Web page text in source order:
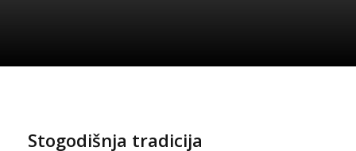
Stogodišnja tradicija